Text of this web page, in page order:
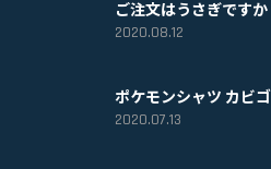
ご注文はうさぎです
2020.08.12
ポケモンシャツ カビ
2020.07.13